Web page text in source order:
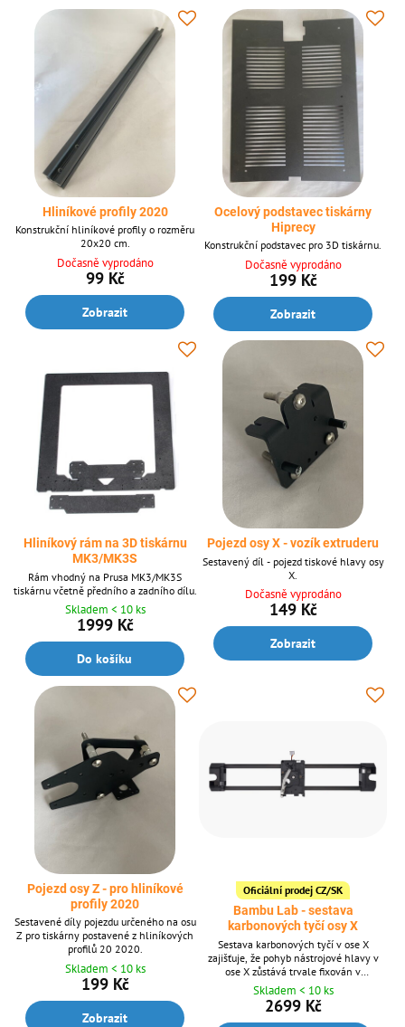
Hliníkové profily 2020
Konstrukční hliníkové profily o rozměru
20x20 cm.
Dočasně vyprodáno
99 Kč
Zobrazit
Ocelový podstavec tiskárny
Hiprecy
Konstrukční podstavec pro 3D tiskárnu.
Dočasně vyprodáno
199 Kč
Zobrazit
Hliníkový rám na 3D tiskárnu
MK3/MK3S
Rám vhodný na Prusa MK3/MK3S
tiskárnu včetně předního a zadního dílu.
Skladem < 10 ks
1999 Kč
Do košíku
Pojezd osy X - vozík extruderu
Sestavený díl - pojezd tiskové hlavy osy
X.
Dočasně vyprodáno
149 Kč
Zobrazit
Pojezd osy Z - pro hliníkové
profily 2020
Sestavené díly pojezdu určeného na osu
Z pro tiskárny postavené z hliníkových
profilů 20 2020.
Skladem < 10 ks
199 Kč
Zobrazit
Oficiální prodej CZ/SK
Bambu Lab - sestava
karbonových tyčí osy X
Sestava karbonových tyčí v ose X
zajišťuje, že pohyb nástrojové hlavy v
ose X zůstává trvale fixován v
horizontální rovině.
Skladem < 10 ks
2699 Kč